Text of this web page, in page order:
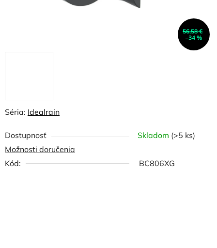
Séria: Idealrain
Dostupnosť Skladom (>5 ks)
Možnosti doručenia
Kód:
BC806XG
56,58 €
–34 %